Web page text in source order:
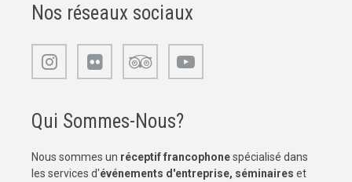
Nos réseaux sociaux
Qui Sommes-Nous?
Nous sommes un réceptif francophonespécialisé dans
les services d'événements d'entreprise, séminaires et